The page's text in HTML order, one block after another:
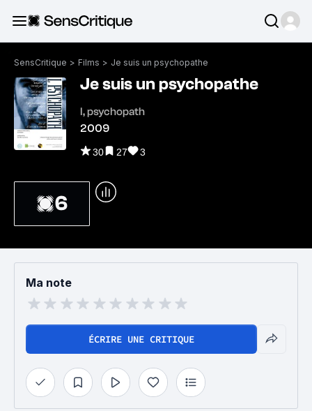
SensCritique > Films > Je suis un psychopathe
Je suis un psychopathe
I, psychopath
2009
30 27 3
6
Ma note
ÉCRIRE UNE CRITIQUE